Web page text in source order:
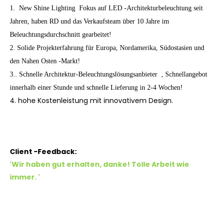
1. New Shine Lighting Fokus auf LED -Architekturbeleuchtung seit
Jahren, haben RD und das Verkaufsteam über 10 Jahre im
Beleuchtungsdurchschnitt gearbeitet!
2. Solide Projekterfahrung für Europa, Nordamerika, Südostasien und
den Nahen Osten -Markt!
3.. Schnelle Architektur-Beleuchtungslösungsanbieter , Schnellangebot
innerhalb einer Stunde und schnelle Lieferung in 2-4 Wochen!
4. hohe Kostenleistung mit innovativem Design.
Client -Feedback:
'Wir haben gut erhalten, danke! Tolle Arbeit wie
immer. '